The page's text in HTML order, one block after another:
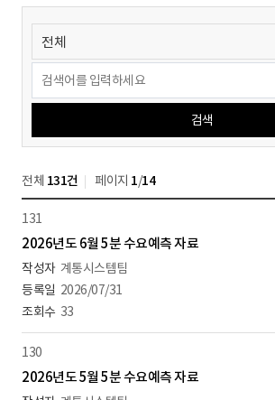
검색
전체 131건 페이지 1/14
131
2026년도 6월 5분 수요예측 자료
계통시스템팀
2026/07/31
33
130
2026년도 5월 5분 수요예측 자료